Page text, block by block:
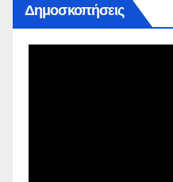
Δημοσκοπήσεις